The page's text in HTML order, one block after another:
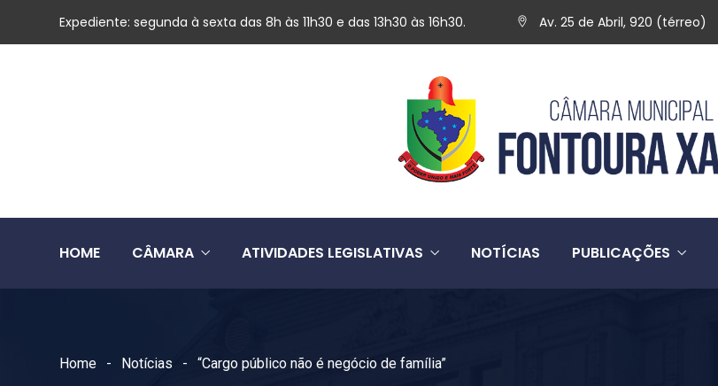
Expediente: segunda à sexta das 8h às 11h30 e das 13h30 às 16h30. Av. 25 de Abril, 920 (térreo)
HOME CÂMARA ATIVIDADES LEGISLATIVAS NOTÍCIAS PUBLICAÇÕES
Home Notícias “Cargo público não é negócio de família”